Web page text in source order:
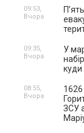
09:53,
Вчора
У
куди
09:35,
Вчора
ЗСУ
08:55,
Вчора